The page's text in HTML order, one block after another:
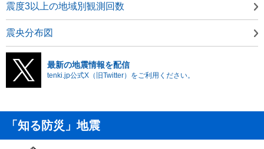
震度3以上の地域別観測回数
震央分布図
最新の地震情報を配信
tenki.jp公式X（旧Twitter）をご利用ください。
「知る防災」地震